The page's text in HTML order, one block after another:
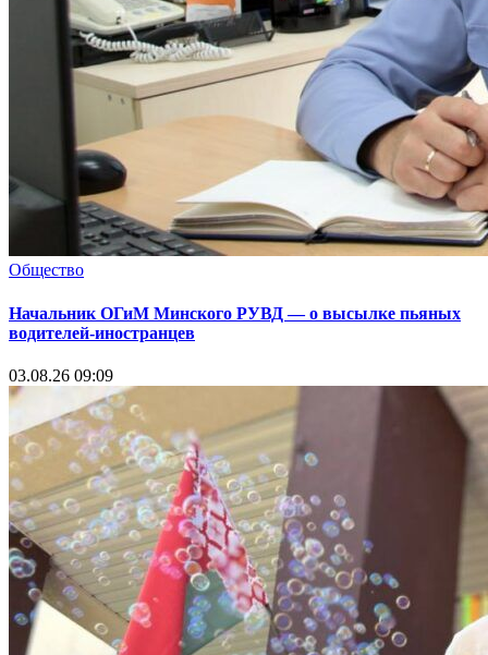
Общество
Начальник ОГиМ Минского РУВД — о высылке пьяных
водителей-иностранцев
03.08.26 09:09